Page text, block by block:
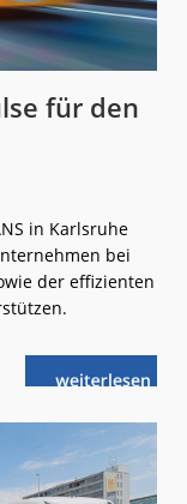
für den
in Karlsruhe
bei
der effizienten
weiterlese
n
den
Nahverkehr